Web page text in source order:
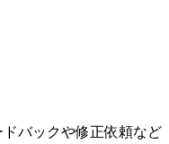
バックや修正依頼など